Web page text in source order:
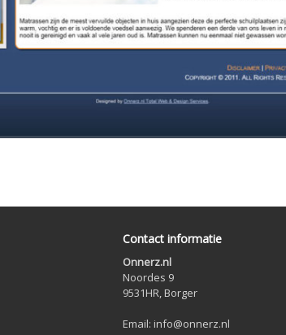
Contact informatie
Onnerz.nl
Noordes 9
9531HR, Borger
Email: info@onnerz.nl